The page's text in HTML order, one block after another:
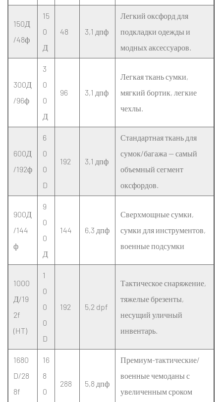
и
тактических
спецификаций
6.2
5.2
Структурная
эффективность:
оптимизация
соотношения
прочности
веса
150Д
/48ф
15
0
Д
48 3,1 дпф
Легкий оксфорд для
подкладки одежды и
модных аксессуаров.
300Д
/96ф
3
0
0
Д
96 3,1 дпф
Легкая ткань сумки,
мягкий бортик, легкие
чехлы.
600Д
/192ф
6
0
0
D
192 3,1 дпф
Стандартная ткань для
сумок/багажа — самый
объемный сегмент
оксфордов.
900Д
/144
ф
9
0
0
Д
144 6,3 дпф
Сверхмощные сумки,
сумки для инструментов,
военные подсумки
1000
Д/19
2f
(HT)
1
0
0
0
D
192 5,2 dpf
Тактическое снаряжение,
тяжелые брезенты,
несущий уличный
инвентарь.
1680
D/28
8f
16
8
0
288 5,8 дпф
Премиум-тактические/
военные чемоданы с
увеличенным сроком